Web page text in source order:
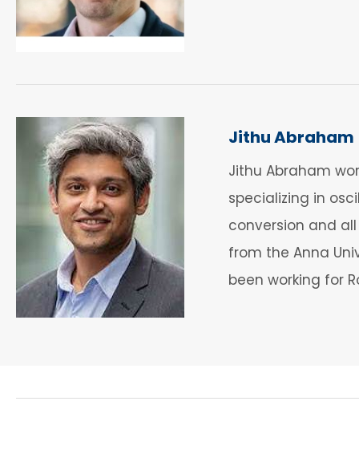
Jithu Abraham
Jithu Abraham
specializing in
conversion and
from the Anna
been working for